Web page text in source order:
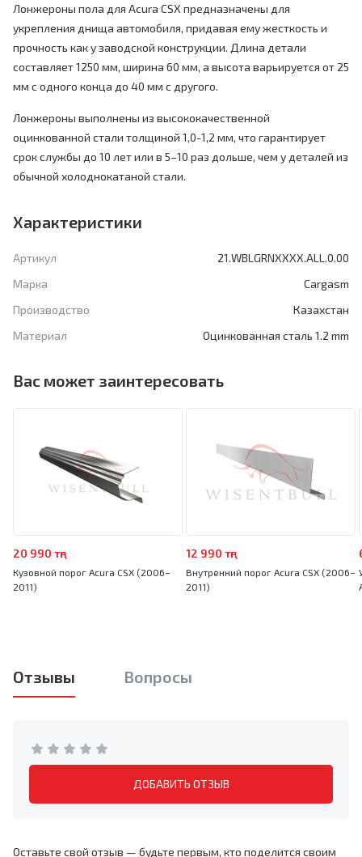
Лонжероны пола для Acura CSX предназначены для
укрепления днища автомобиля, придавая ему жесткость и
прочность как у заводской конструкции. Длина детали
составляет 1250 мм, ширина 60 мм, а высота варьируется от 25
мм с одного конца до 40 мм с другого.
Лонжероны выполнены из высококачественной
оцинкованной стали толщиной 1,0-1,2 мм, что гарантирует
срок службы до 10 лет или в 5–10 раз дольше, чем у деталей из
обычной холоднокатаной стали.
Характеристики
Артикул
21.WBLGRNXXXX.ALL.0.00
Марка
Cargasm
Производство
Казахстан
Материал
Оцинкованная сталь 1.2 mm
Вас может заинтересовать
20 990 тңг
Кузовной порог Acura CSX (2006–
2011)
12 990 тңг
Внутренний порог Acura CSX (2006–
2011)
Отзывы Вопросы
ДОБАВИТЬ ОТЗЫВ
Оставьте свой отзыв — будьте первым, кто поделится своим